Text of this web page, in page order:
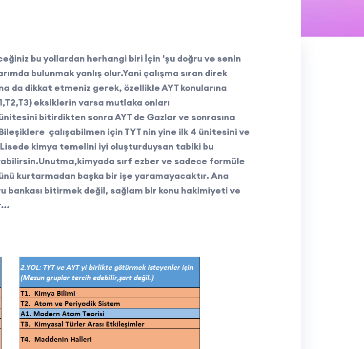
bu yollardan herhangi biri İçin 'şu doğru ve senin
bulunmak yanlış olur.Yani çalışma sıran direk
da dikkat etmeniz gerek, özellikle AYT konularına
eksiklerin varsa mutlaka onları
bitirdikten sonra AYT de Gazlar ve sonrasına
çalışabilmen için TYT nin yine ilk 4 ünitesini ve
kimya temelini iyi oluşturduysan tabiki bu
sırf ezber ve sadece formüle
kurtarmadan başka bir işe yaramayacaktır. Ana
bankası bitirmek değil, sağlam bir konu hakimiyeti ve